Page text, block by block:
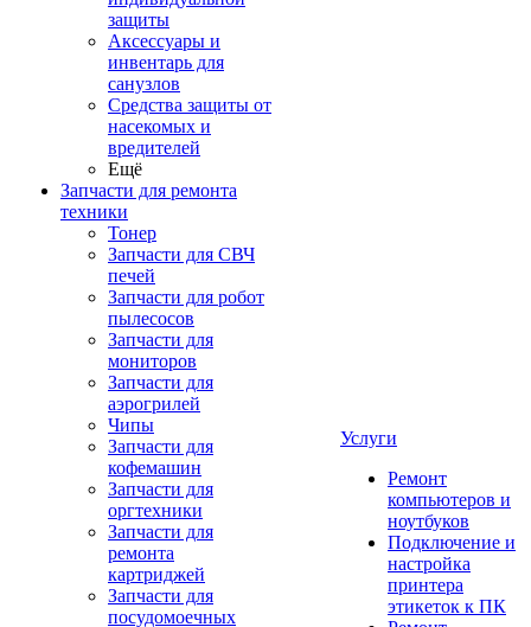
защиты
Аксессуары и
инвентарь для
санузлов
Средства защиты от
насекомых и
вредителей
Ещё
Запчасти для ремонта
техники
Тонер
Запчасти для СВЧ
печей
Запчасти для робот
пылесосов
Запчасти для
мониторов
Запчасти для
аэрогрилей
Чипы
Запчасти для
кофемашин
Запчасти для
оргтехники
Запчасти для
ремонта
картриджей
Запчасти для
посудомоечных
Услуги
Ремонт
компьютеров и
ноутбуков
Подключение и
настройка
принтера
этикеток к ПК